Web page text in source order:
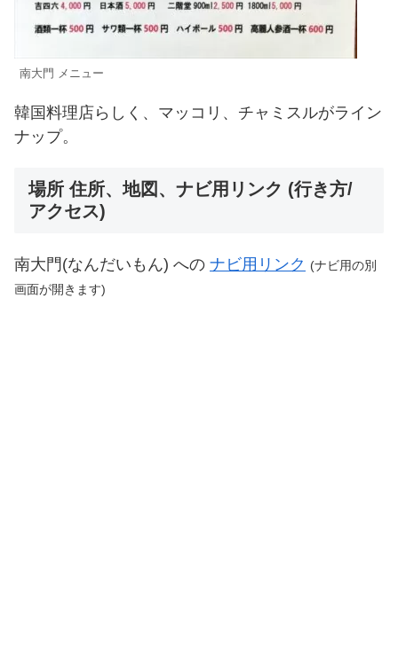
南大門 メニュー
韓国料理店らしく、マッコリ、チャミスルがライン
ナップ。
場所 住所、地図、ナビ用リンク (行き方/
アクセス)
南大門(なんだいもん) への ナビ用リンク (ナビ用の別
画面が開きます)